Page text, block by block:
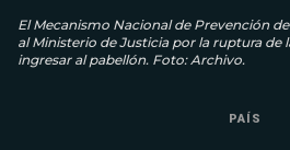
El Mecanismo Nacional de Prevención
al Ministerio de Justicia por la ruptura de
ingresar al pabellón. Foto: Archivo.
PAÍS